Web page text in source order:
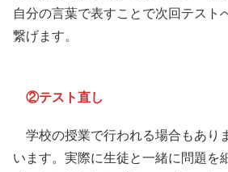
自分の言葉で表すことで次回テスト
繋げます。
②テスト直し
学校の授業で行われる場合もあり
います。実際に生徒と一緒に問題を